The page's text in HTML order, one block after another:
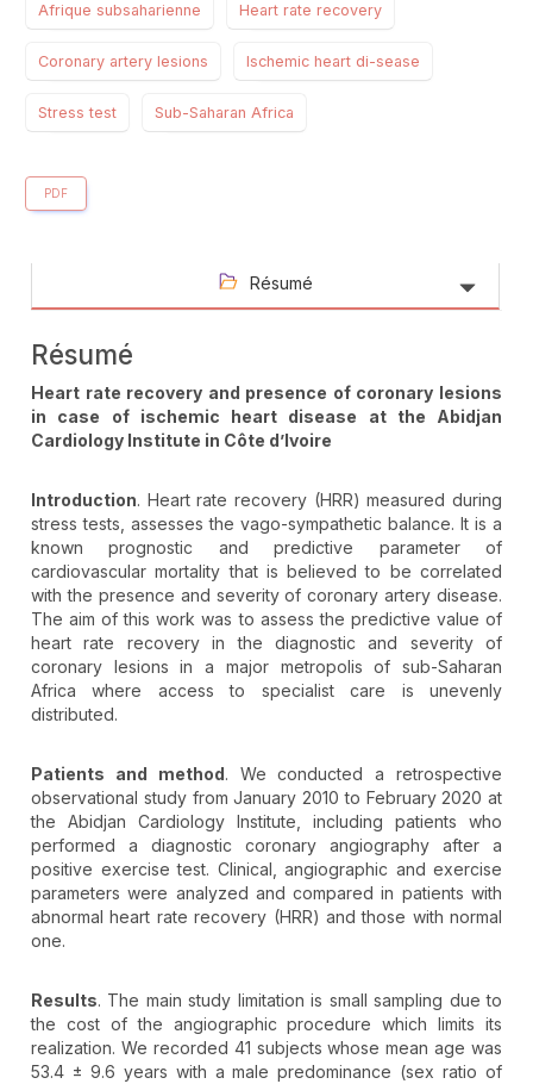
Afrique subsaharienne Heart rate recovery
Coronary artery lesions Ischemic heart di-sease
Stress test Sub-Saharan Africa
PDF
Résumé
Résumé
Heart rate recovery and presence of coronary lesions
in case of ischemic heart disease at the Abidjan
Cardiology Institute in Côte d’Ivoire
Introduction. Heart rate recovery (HRR) measured during
stress tests, assesses the vago-sympathetic balance. It is a
known prognostic and predictive parameter of
cardiovascular mortality that is believed to be correlated
with the presence and severity of coronary artery disease.
The aim of this work was to assess the predictive value of
heart rate recovery in the diagnostic and severity of
coronary lesions in a major metropolis of sub-Saharan
Africa where access to specialist care is unevenly
distributed.
Patients and method. We conducted a retrospective
observational study from January 2010 to February 2020 at
the Abidjan Cardiology Institute, including patients who
performed a diagnostic coronary angiography after a
positive exercise test. Clinical, angiographic and exercise
parameters were analyzed and compared in patients with
abnormal heart rate recovery (HRR) and those with normal
one.
Results. The main study limitation is small sampling due to
the cost of the angiographic procedure which limits its
realization. We recorded 41 subjects whose mean age was
53.4 ± 9.6 years with a male predominance (sex ratio of